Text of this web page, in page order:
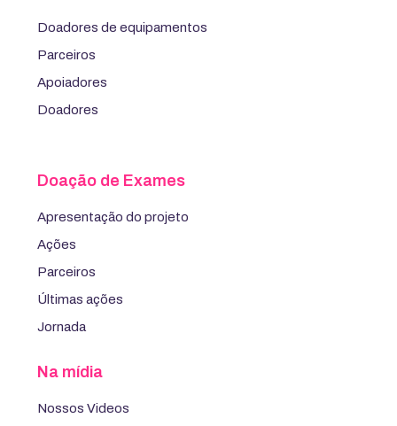
Doadores de equipamentos
Parceiros
Apoiadores
Doadores
Doação de Exames
Apresentação do projeto
Ações
Parceiros
Últimas ações
Jornada
Na mídia
Nossos Videos